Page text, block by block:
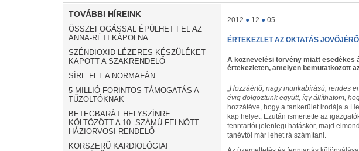
TOVÁBBI HÍREINK
ÖSSZEFOGÁSSAL ÉPÜLHET FEL AZ
ANNA-RÉTI KÁPOLNA
SZÉNDIOXID-LÉZERES KÉSZÜLÉKET
KAPOTT A SZAKRENDELŐ
SÍRE FEL A NORMAFÁN
5 MILLIÓ FORINTOS TÁMOGATÁS A
TŰZOLTÓKNAK
BETEGBARÁT HELYSZÍNRE
KÖLTÖZÖTT A 10. SZÁMÚ FELNŐTT
HÁZIORVOSI RENDELŐ
KORSZERŰ KARDIOLÓGIAI
2012 ● 12 ● 05
ÉRTEKEZLET AZ OKTATÁS
A köznevelési törvény miatt esedékes
értekezleten, amelyen bemutatkozott
„Hozzáértő, nagy munkabírású, rendes
évig dolgoztunk együtt, így állíthatom,
hozzátéve, hogy a tankerület irodája a
kap helyet. Ezután ismertette az
fenntartói jelenlegi hatáskör, majd
tanévtől már lehet rá számítani.